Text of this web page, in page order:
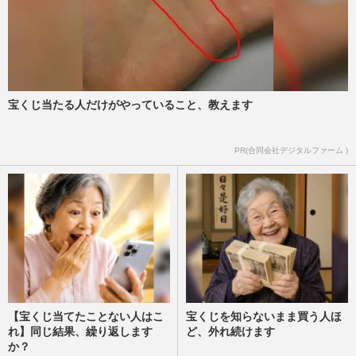
宝くじ当たる人だけがやっていること、教えます
PR(合同会社デジタルファーム )
【宝くじ当てたことない人はこ
れ】同じ結果、繰り返します
か？
宝くじを知らないまま買う人ほ
ど、外れ続けます